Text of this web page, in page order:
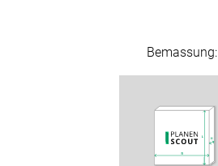
Bemassung: